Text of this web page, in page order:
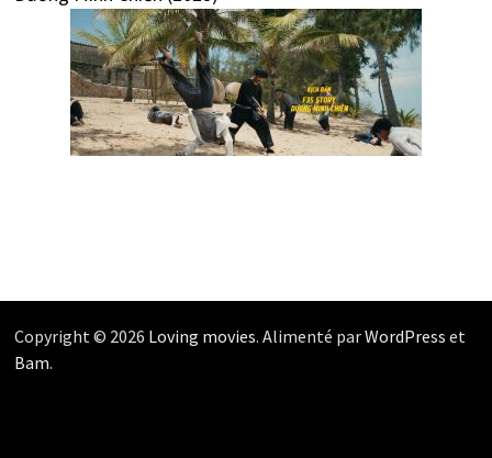
Copyright © 2026 Loving movies. Alimenté parWordPress et
Bam.